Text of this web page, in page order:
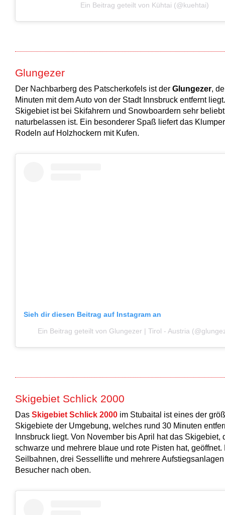
Ein Beitrag geteilt von Kühtai (@kuehtai)
Glungezer
Der Nachbarberg des Patscherkofels ist der Glungezer,
Minuten mit dem Auto von der Stadt Innsbruck entfernt
Skigebiet ist bei Skifahrern und Snowboardern sehr
naturbelassen ist. Ein besonderer Spaß liefert das
Rodeln auf Holzhockern mit Kufen.
Sieh dir diesen Beitrag auf Instagram an
Ein Beitrag geteilt von Glungezer | Tirol - Austria
Skigebiet Schlick 2000
Das Skigebiet Schlick 2000 im Stubaital ist eines der
Skigebiete der Umgebung, welches rund 30 Minuten
Innsbruck liegt. Von November bis April hat das Skigebiet,
schwarze und mehrere blaue und rote Pisten hat, geöffnet.
Seilbahnen, drei Sessellifte und mehrere
Besucher nach oben.